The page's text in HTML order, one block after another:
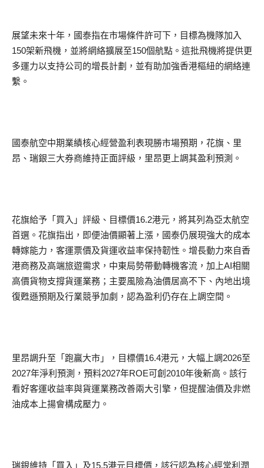
展望未來十年，國泰指在市場條件許可下，目標為機隊加入
150架新飛機，並將網絡擴展至150個航點。這批飛機將提供更
多運力以支持公司的增長計劃，並有助加強香港樞紐的網絡連
繫。
國泰航空中期業績核心經營盈利表現勝市場預期，花旗、里
昂、瑞銀三大券商維持正面評級，里昂更上調其盈利預測。
花旗給予「買入」評級、目標價16.2港元，將其列為亞太航空
首選。花旗指出，即便油價顯著上漲，國泰仍展現強大的成本
轉嫁能力，客運票價及貨運收益率保持韌性。增長動力來自香
港商務及高端旅遊需求，中東局勢帶動轉機客流，加上AI相關
高價貨物支撐貨運業務；主要風險為油價居高不下、內地出境
復甦遜預期及行業競爭加劇，認為盈利仍存在上調空間。
里昂調升至「跑贏大市」，目標價16.4港元，大幅上調2026至
2027年淨利預測，預料2027年ROE可創2010年後新高。該行
看好客運收益率與貨運業務改善兩大引擎，但提醒油價及非燃
油成本上揚會構成壓力。
瑞銀維持「買入」及15.5港元目標價，該行認為核心經常利潤